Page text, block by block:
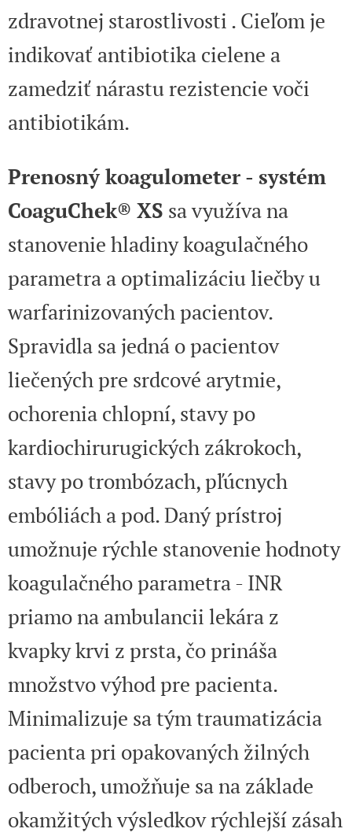
zdravotnej starostlivosti . Cieľom je
indikovať antibiotika cielene a
zamedziť nárastu rezistencie voči
antibiotikám.
Prenosný koagulometer - systém
CoaguChek® XS sa využíva na
stanovenie hladiny koagulačného
parametra a optimalizáciu liečby u
warfarinizovaných pacientov.
Spravidla sa jedná o pacientov
liečených pre srdcové arytmie,
ochorenia chlopní, stavy po
kardiochirurugických zákrokoch,
stavy po trombózach, pľúcnych
embóliách a pod. Daný prístroj
umožnuje rýchle stanovenie hodnoty
koagulačného parametra - INR
priamo na ambulancii lekára z
kvapky krvi z prsta, čo prináša
množstvo výhod pre pacienta.
Minimalizuje sa tým traumatizácia
pacienta pri opakovaných žilných
odberoch, umožňuje sa na základe
okamžitých výsledkov rýchlejší zásah